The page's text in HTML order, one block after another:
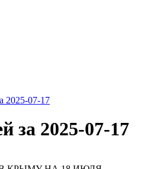
2025-07-17
за 2025-07-17